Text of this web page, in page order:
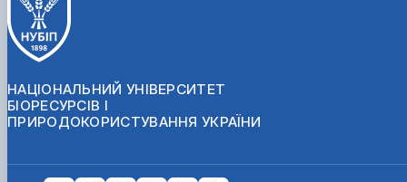
НАЦІОНАЛЬНИЙ УНІВЕРСИТЕТ
БІОРЕСУРСІВ І
ПРИРОДОКОРИСТУВАННЯ УКРАЇНИ